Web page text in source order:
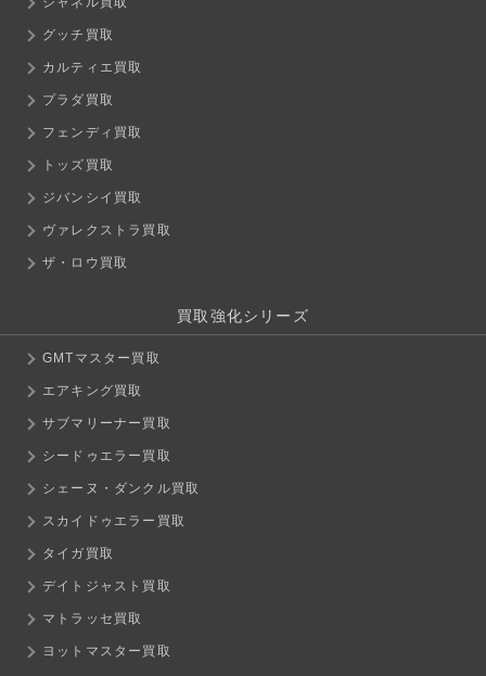
グッチ買取
カルティエ買取
プラダ買取
フェンディ買取
トッズ買取
ジバンシイ買取
ヴァレクストラ買取
ザ・ロウ買取
買取強化シリーズ
GMTマスター買取
エアキング買取
サブマリーナー買取
シードゥエラー買取
シェーヌ・ダンクル買取
スカイドゥエラー買取
タイガ買取
デイトジャスト買取
マトラッセ買取
ヨットマスター買取